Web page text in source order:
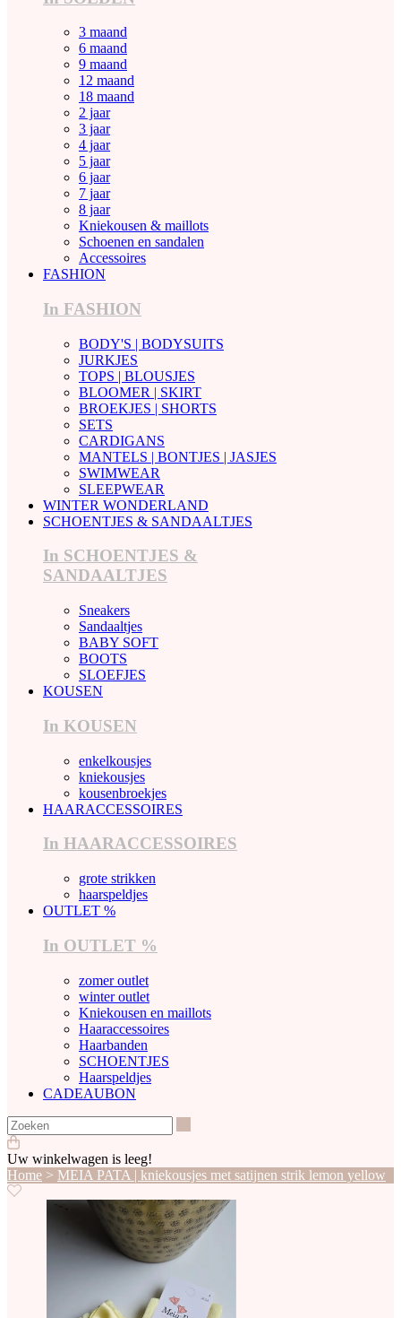
3 maand
6 maand
9 maand
12 maand
18 maand
2 jaar
3 jaar
4 jaar
5 jaar
6 jaar
7 jaar
8 jaar
Kniekousen & maillots
Schoenen en sandalen
Accessoires
FASHION
In FASHION
BODY'S | BODYSUITS
JURKJES
TOPS | BLOUSJES
BLOOMER | SKIRT
BROEKJES | SHORTS
SETS
CARDIGANS
MANTELS | BONTJES | JASJES
SWIMWEAR
SLEEPWEAR
WINTER WONDERLAND
SCHOENTJES & SANDAALTJES
In SCHOENTJES &
SANDAALTJES
Sneakers
Sandaaltjes
BABY SOFT
BOOTS
SLOEFJES
KOUSEN
In KOUSEN
enkelkousjes
kniekousjes
kousenbroekjes
HAARACCESSOIRES
In HAARACCESSOIRES
grote strikken
haarspeldjes
OUTLET %
In OUTLET %
zomer outlet
winter outlet
Kniekousen en maillots
Haaraccessoires
Haarbanden
SCHOENTJES
Haarspeldjes
CADEAUBON
Uw winkelwagen is leeg!
Home > MEIA PATA | kniekousjes met satijnen strik lemon yellow